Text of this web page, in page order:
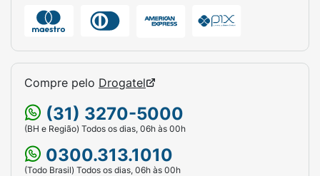
Compre pelo Drogatel
(31) 3270-5000
(BH e Região) Todos os dias, 06h às 00h
0300.313.1010
(Todo Brasil) Todos os dias, 06h às 00h